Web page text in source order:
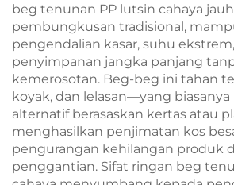
beg tenunan PP lutsin cahaya
pembungkusan tradisional,
pengendalian kasar, suhu
penyimpanan jangka panjang
kemerosotan. Beg-beg ini tahan
koyak, dan lelasan—yang
alternatif berasaskan kertas atau
menghasilkan penjimatan kos
pengurangan kehilangan produk
penggantian. Sifat ringan beg